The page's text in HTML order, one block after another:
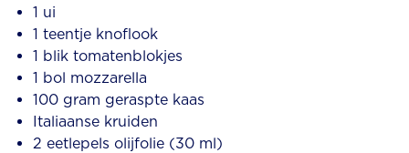
1 ui
1 teentje knoflook
1 blik tomatenblokjes
1 bol mozzarella
100 gram geraspte kaas
Italiaanse kruiden
2 eetlepels olijfolie (30 ml)